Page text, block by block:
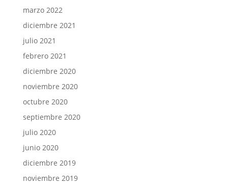
marzo 2022
diciembre 2021
julio 2021
febrero 2021
diciembre 2020
noviembre 2020
octubre 2020
septiembre 2020
julio 2020
junio 2020
diciembre 2019
noviembre 2019